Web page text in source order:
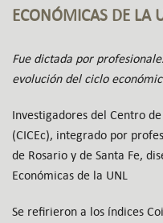
ECONÓMICAS DE LA
Fue dictada por
evolución del ciclo
Investigadores del Centro
(CICEc), integrado por
de Rosario y de Santa Fe,
Económicas de la UNL
Se refirieron a los índices